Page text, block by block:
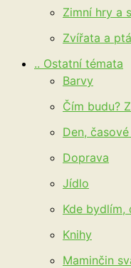
Zimní hry a
Zvířata a
.. Ostatní témata
Barvy
Čím budu?
Den,
Doprava
Jídlo
Kde bydlím,
Knihy
Maminčin